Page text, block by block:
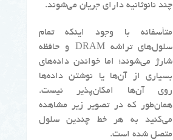
چند نانوثانیه دارای جریان می‌شوند.
متأسفانه با وجود اینکه تمام
سلول‌های تراشه DRAM و حافظه
شارژ می‌شوند؛ اما خواندن داده‌های
بسیاری از آن‌ها یا نوشتن داده‌ها
روی آن‌ها امکان‌پذیر نیست.
همان‌طور که در تصویر زیر مشاهده
می‌کنید به هر خط چندین سلول
متصل شده است.